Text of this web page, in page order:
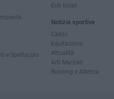
e Spettacolo
Enti locali
Notizie sportive
Calcio
Equitazione
Attualità
Arti Marziali
Running e Atletica